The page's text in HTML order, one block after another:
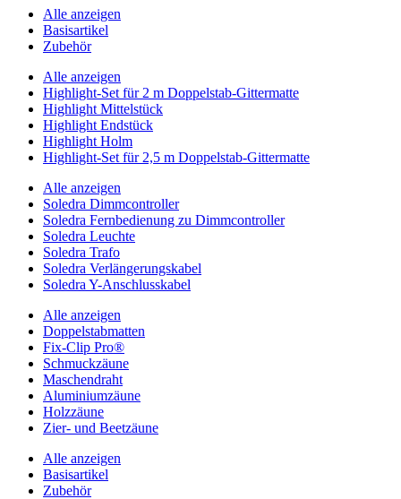
Alle anzeigen
Basisartikel
Zubehör
Alle anzeigen
Highlight-Set für 2 m Doppelstab-Gittermatte
Highlight Mittelstück
Highlight Endstück
Highlight Holm
Highlight-Set für 2,5 m Doppelstab-Gittermatte
Alle anzeigen
Soledra Dimmcontroller
Soledra Fernbedienung zu Dimmcontroller
Soledra Leuchte
Soledra Trafo
Soledra Verlängerungskabel
Soledra Y-Anschlusskabel
Alle anzeigen
Doppelstabmatten
Fix-Clip Pro®
Schmuckzäune
Maschendraht
Aluminiumzäune
Holzzäune
Zier- und Beetzäune
Alle anzeigen
Basisartikel
Zubehör